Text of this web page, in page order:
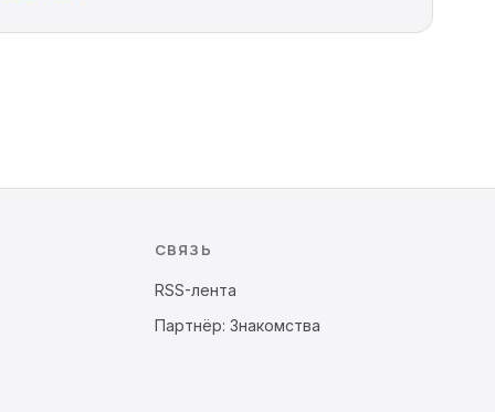
СВЯЗЬ
RSS-лента
Партнёр: Знакомства